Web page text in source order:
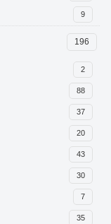
9
196
2
88
37
20
43
30
7
35